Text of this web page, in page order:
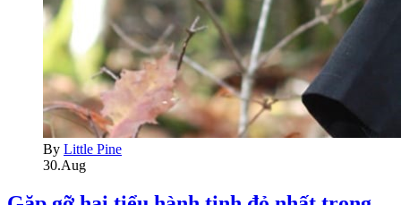
By Little Pine
30.Aug